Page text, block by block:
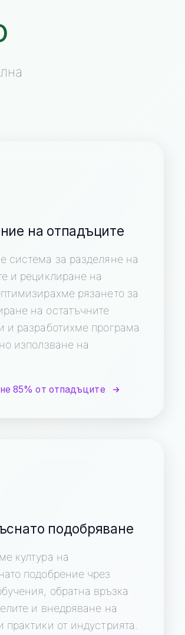
на отпадъците
система за разделяне на
и рециклиране на
рязането за
на остатъчните
и разработихме програма
използване на
85% от отпадъците
подобряване
култура на
подобрение чрез
обратна връзка
и внедряване на
практики от индустрията.